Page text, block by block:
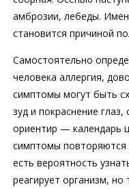
амброзии, лебеды.
становится причиной
Самостоятельно
человека аллергия,
симптомы могут быть
зуд и покраснение
ориентир — календарь
симптомы повторяются
есть вероятность
реагирует организм,